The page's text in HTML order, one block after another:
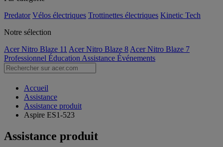
Predator Vélos électriques Trottinettes électriques Kinetic Tech
Notre sélection
Acer Nitro Blaze 11 Acer Nitro Blaze 8 Acer Nitro Blaze 7
Professionnel Éducation Assistance Événements
Accueil
Assistance
Assistance produit
Aspire ES1-523
Assistance produit